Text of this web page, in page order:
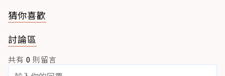
猜你喜歡
討論區
共有 0 則留言